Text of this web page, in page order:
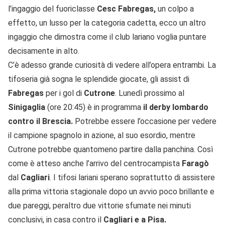
l’ingaggio del fuoriclasse Cesc Fabregas, un colpo a
effetto, un lusso per la categoria cadetta, ecco un altro
ingaggio che dimostra come il club lariano voglia puntare
decisamente in alto.
C’è adesso grande curiosità di vedere all’opera entrambi. La
tifoseria già sogna le splendide giocate, gli assist di
Fabregas per i gol di Cutrone. Lunedì prossimo al
Sinigaglia (ore 20:45) è in programma il derby lombardo
contro il Brescia. Potrebbe essere l’occasione per vedere
il campione spagnolo in azione, al suo esordio, mentre
Cutrone potrebbe quantomeno partire dalla panchina. Così
come è atteso anche l’arrivo del centrocampista Faragò
dal Cagliari. I tifosi lariani sperano soprattutto di assistere
alla prima vittoria stagionale dopo un avvio poco brillante e
due pareggi, peraltro due vittorie sfumate nei minuti
conclusivi, in casa contro il Cagliari e a Pisa.